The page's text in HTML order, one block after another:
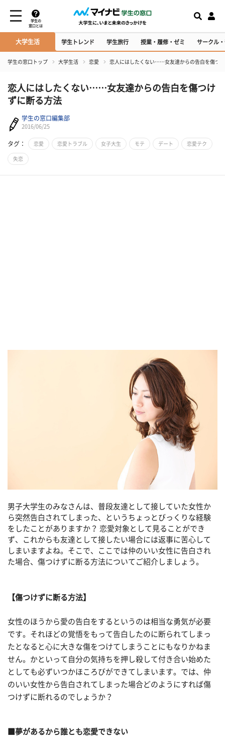
学生の
窓口とは
大学生活 学生トレンド 学生旅行 授業・履修・ゼミ サークル
学生の窓口トップ 大学生活 恋愛 恋人にはしたくない……女友達からの告白を傷つ
恋人にはしたくない……女友達からの告白を傷つけ
ずに断る方法
学生の窓口編集部
2016/06/25
タグ： 恋愛 恋愛トラブル 女子大生 モテ デート 恋愛テク
失恋
男子大学生のみなさんは、普段友達として接していた女性か
ら突然告白されてしまった、というちょっとびっくりな経験
をしたことがありますか？ 恋愛対象として見ることができ
ず、これからも友達として接したい場合には返事に苦心して
しまいますよね。そこで、ここでは仲のいい女性に告白され
た場合、傷つけずに断る方法についてご紹介しましょう。
【傷つけずに断る方法】
女性のほうから愛の告白をするというのは相当な勇気が必要
です。それほどの覚悟をもって告白したのに断られてしまっ
たとなると心に大きな傷をつけてしまうことにもなりかねま
せん。かといって自分の気持ちを押し殺して付き合い始めた
としても必ずいつかほころびができてしまいます。では、仲
のいい女性から告白されてしまった場合どのようにすれば傷
つけずに断れるのでしょうか？
■夢があるから誰とも恋愛できない